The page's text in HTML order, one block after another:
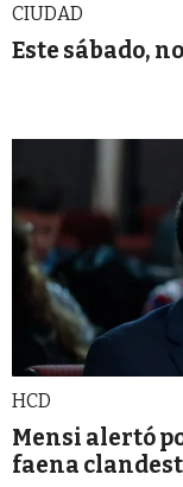
CIUDAD
Este sábado,
HCD
Mensi alertó
faena